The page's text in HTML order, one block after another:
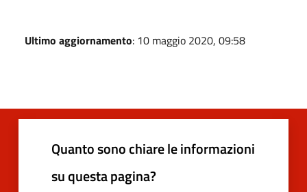
Ultimo aggiornamento: 10 maggio 2020, 09:58
Quanto sono chiare le informazioni
su questa pagina?